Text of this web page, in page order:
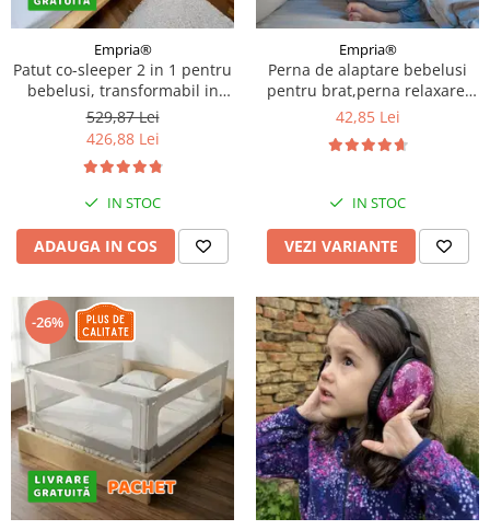
Empria®
Patut co-sleeper 2 in 1 pentru
bebelusi, transformabil in
bariera pat copii, adaptabil si
portabil, 97 × 44 × 40 cm / 185
× 40 cm
529,87 Lei
426,88 Lei
IN STOC
ADAUGA IN COS
Empria®
Perna de alaptare bebelusi
pentru brat,perna relaxare,
Empria, 24x20x10 cm, Diverse
42,85 Lei
IN STOC
VEZI VARIANTE
-26%